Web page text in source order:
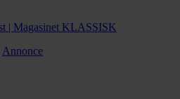
Annonce